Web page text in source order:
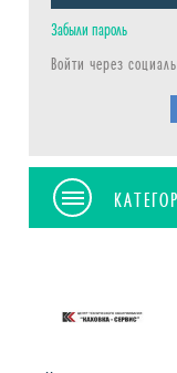
Забыли пароль
Войти через